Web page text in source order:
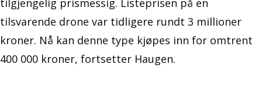
tilgjengelig prismessig. Listeprisen på en
tilsvarende drone var tidligere rundt 3 millioner
kroner. Nå kan denne type kjøpes inn for omtrent
400 000 kroner, fortsetter Haugen.